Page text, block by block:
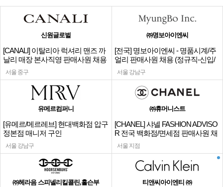
신원글로벌
[CANALI] 이탈리아 럭셔리 맨즈 까
날리 매장 본사직영 판매사원 채용
서울 중구
㈜명보아이엔씨
[전국] 명보아이엔씨 - 명품시계/주
얼리 판매사원 채용 (정규직-신입/
경력)
서울 강남구
유메르컴퍼니
[유메르/메르레브] 현대백화점 압구
정본점 매니저 구인
서울 강남구
㈜휴머니스트
[CHANEL] 샤넬 FASHION ADVISO
R 전국 백화점/면세점 판매사원 채
용
서울 지점
㈜헤라음 스피넬리킬콜린,홀슨부 티앤씨아이엔티 ㈜